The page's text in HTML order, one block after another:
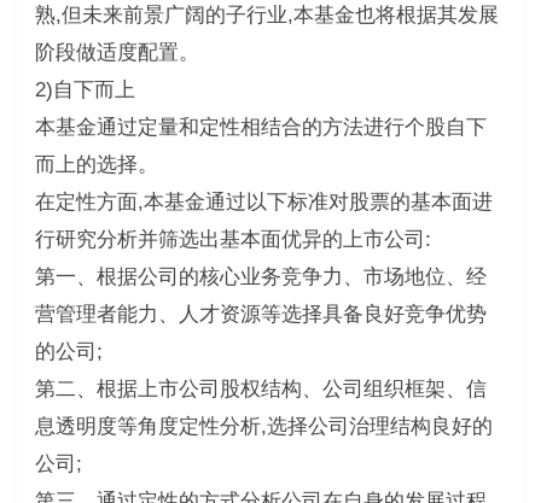
熟,但未来前景广阔的子行业,本基金也将根据其发展
阶段做适度配置。
2)自下而上
本基金通过定量和定性相结合的方法进行个股自下
而上的选择。
在定性方面,本基金通过以下标准对股票的基本面进
行研究分析并筛选出基本面优异的上市公司:
第一、根据公司的核心业务竞争力、市场地位、经
营管理者能力、人才资源等选择具备良好竞争优势
的公司;
第二、根据上市公司股权结构、公司组织框架、信
息透明度等角度定性分析,选择公司治理结构良好的
公司;